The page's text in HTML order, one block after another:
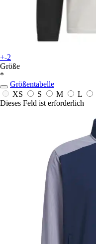
+-2
Größe
*
Größentabelle
XS
S M L
Dieses Feld ist erforderlich